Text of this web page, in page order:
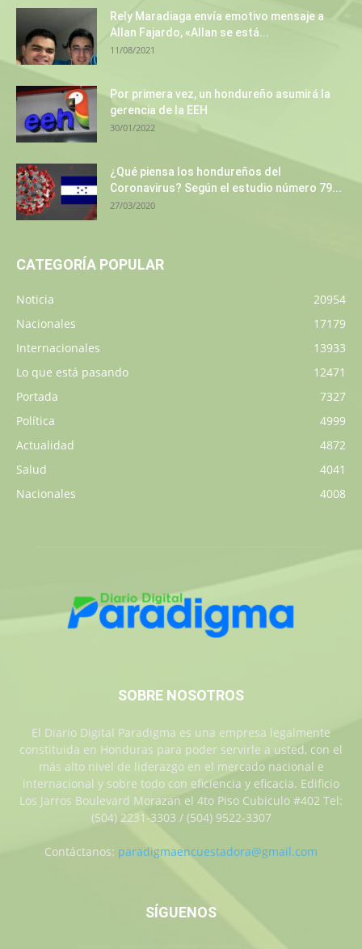
Rely Maradiaga envía emotivo mensaje a
Allan Fajardo, «Allan se está...
11/08/2021
Por primera vez, un hondureño asumirá la
gerencia de la EEH
30/01/2022
¿Qué piensa los hondureños del
Coronavirus? Según el estudio número 79...
27/03/2020
CATEGORÍA POPULAR
Noticia
20954
Nacionales
17179
Internacionales
13933
Lo que está pasando
12471
Portada
7327
Política
4999
Actualidad
4872
Salud
4041
Nacionales
4008
SOBRE NOSOTROS
El Diario Digital Paradigma es una empresa legalmente
constituida en Honduras para poder servirle a usted, con el
más alto nivel de liderazgo en el mercado nacional e
internacional y sobre todo con eficiencia y eficacia. Edificio
Los Jarros Boulevard Morazan el 4to Piso Cubiculo #402 Tel:
(504) 2231-3303 / (504) 9522-3307
Contáctanos: paradigmaencuestadora@gmail.com
SÍGUENOS